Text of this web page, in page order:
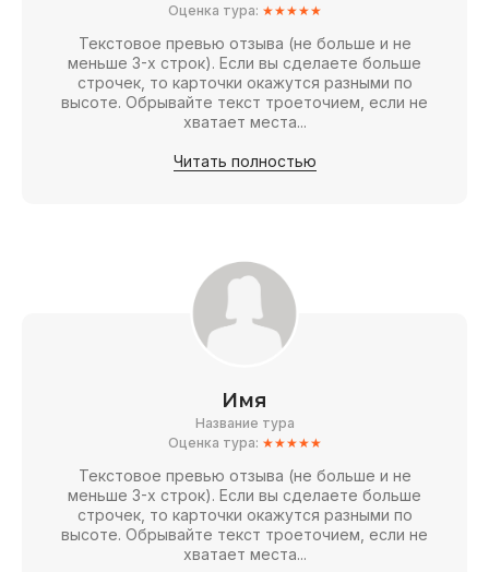
Оценка тура: ★★★★★
Текстовое превью отзыва (не больше и не
меньше 3-х строк). Если вы сделаете больше
строчек, то карточки окажутся разными по
высоте. Обрывайте текст троеточием, если не
хватает места...
Читать полностью
Имя
Название тура
Оценка тура: ★★★★★
Текстовое превью отзыва (не больше и не
меньше 3-х строк). Если вы сделаете больше
строчек, то карточки окажутся разными по
высоте. Обрывайте текст троеточием, если не
хватает места...